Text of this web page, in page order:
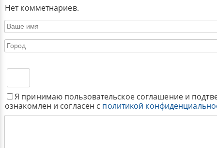
Нет комметнариев.
Я принимаю пользовательское соглашение и
ознакомлен и согласен с политикой